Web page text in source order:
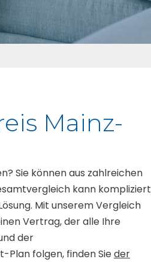
Mainz-
Sie können aus zahlreichen
kann kompliziert
Mit unserem Vergleich
Vertrag, der alle Ihre
der
folgen, finden Sieder